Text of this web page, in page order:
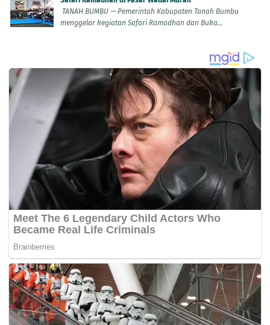
TANAH BUMBU — Pemerintah Kabupaten Tanah Bumbu
menggelar kegiatan Safari Ramadhan dan Buka...